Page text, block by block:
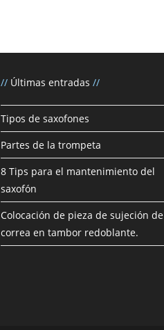
// Últimas entradas //
Tipos de saxofones
Partes de la trompeta
8 Tips para el mantenimiento del
saxofón
Colocación de pieza de sujeción de
correa en tambor redoblante.